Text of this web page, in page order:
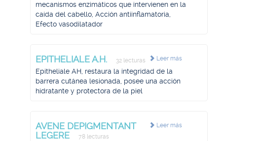
mecanismos enzimáticos que intervienen en la
caída del cabello, Acción antiinflamatoria,
Efecto vasodilatador
Leer más
EPITHELIALE A.H. 32 lecturas
Epitheliale AH, restaura la integridad de la
barrera cutánea lesionada, posee una acción
hidratante y protectora de la piel
Leer más
AVENE DEPIGMENTANT
LEGERE
78 lecturas